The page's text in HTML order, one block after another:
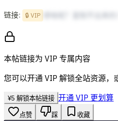
链接: 🔒 VIP
本帖链接为 VIP 专属内容
您可以开通 VIP 解锁全站资源，
¥5 解锁本帖链接 开通 VIP 更划算
点赞 踩 收藏